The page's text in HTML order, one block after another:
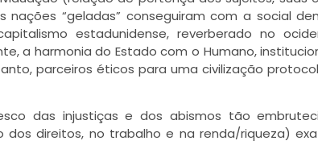
nações “geladas” conseguiram com a social
estadunidense, reverberado no
a harmonia do Estado com o Humano,
parceiros éticos para uma civilização
das injustiças e dos abismos tão
direitos, no trabalho e na renda/riqueza)